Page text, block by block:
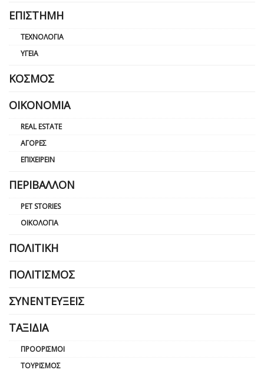
ΕΠΙΣΤΉΜΗ
ΤΕΧΝΟΛΟΓΊΑ
ΥΓΕΊΑ
ΚΌΣΜΟΣ
ΟΙΚΟΝΟΜΊΑ
REAL ESTATE
ΑΓΟΡΈΣ
ΕΠΙΧΕΙΡΕΊΝ
ΠΕΡΙΒΆΛΛΟΝ
PET STORIES
ΟΙΚΟΛΟΓΊΑ
ΠΟΛΙΤΙΚΉ
ΠΟΛΙΤΙΣΜΌΣ
ΣΥΝΕΝΤΕΎΞΕΙΣ
ΤΑΞΊΔΙΑ
ΠΡΟΟΡΙΣΜΟΊ
ΤΟΥΡΙΣΜΌΣ